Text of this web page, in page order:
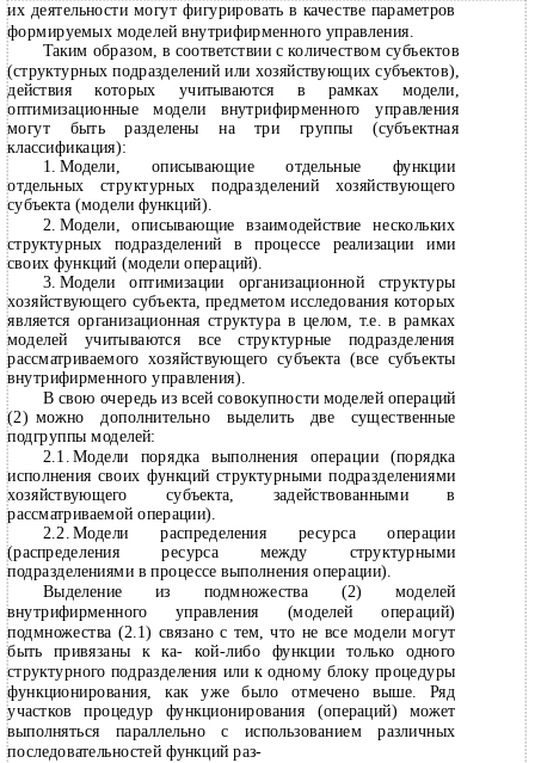
их деятельности могут фигурировать в качестве параметров
формируемых моделей внутрифирменного управления.
Таким образом, в соответствии с количеством субъектов
(структурных подразделений или хозяйствующих субъектов),
действия которых учитываются в рамках модели,
оптимизационные модели внутрифирменного управления
могут быть разделены на три группы (субъектная
классификация):
1. Модели, описывающие отдельные функции
отдельных структурных подразделений хозяйствующего
субъекта (модели функций).
2. Модели, описывающие взаимодействие нескольких
структурных подразделений в процессе реализации ими
своих функций (модели операций).
3. Модели оптимизации организационной структуры
хозяйствующего субъекта, предметом исследования которых
является организационная структура в целом, т.е. в рамках
моделей учитываются все структурные подразделения
рассматриваемого хозяйствующего субъекта (все субъекты
внутрифирменного управления).
В свою очередь из всей совокупности моделей операций
(2) можно дополнительно выделить две существенные
подгруппы моделей:
2.1.
Модели порядка выполнения операции (порядка
исполнения своих функций структурными подразделениями
хозяйствующего субъекта, задействованными в
рассматриваемой операции).
2.2. Модели распределения ресурса операции
(распределения ресурса между структурными
подразделениями в процессе выполнения операции).
Выделение из подмножества (2) моделей
внутрифирменного управления (моделей операций)
подмножества (2.1) связано с тем, что не все модели могут
быть привязаны к ка- кой-либо функции только одного
структурного подразделения или к одному блоку процедуры
функционирования, как уже было отмечено выше. Ряд
участков процедур функционирования (операций) может
выполняться параллельно с использованием различных
последовательностей функций раз-